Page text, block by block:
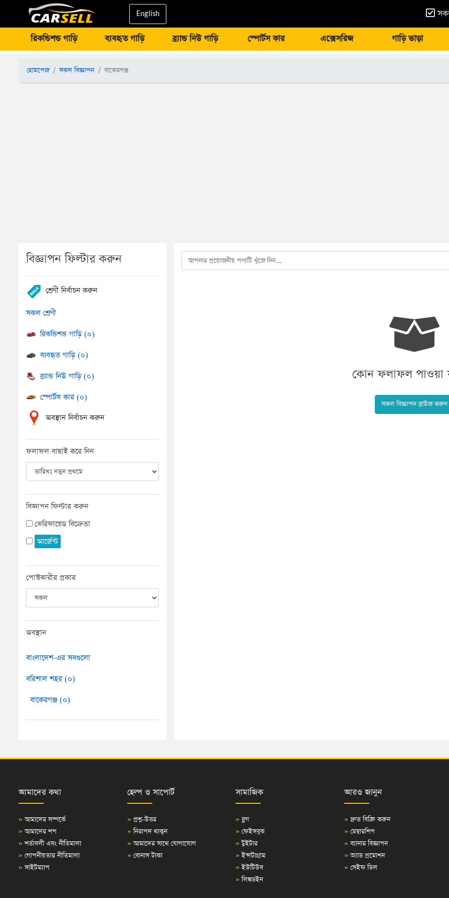
English
রিকন্ডিশন্ড গাড়ি ব্যবহৃত গাড়ি ব্র্যান্ড নিউ গাড়ি স্পোর্টস কার এক্সেসরিজ গাড়ি ভাড়া
হোমপেজ সকল বিজ্ঞাপন বাকেরগঞ্জ
বিজ্ঞাপন ফিল্টার করুন
শ্রেণী নির্বাচন করুন
সকল শ্রেণী
রিকন্ডিশন্ড গাড়ি (০)
ব্যবহৃত গাড়ি (০)
ব্র্যান্ড নিউ গাড়ি (০)
স্পোর্টস কার (০)
অবস্থান নির্বাচন করুন
ফলাফল বাছাই করে নিন
বিজ্ঞাপন ফিল্টার করুন
ভেরিফায়েড বিক্রেতা
আর্জেন্ট
পোস্টকারীর প্রকার
অবস্থান
বাংলাদেশ-এর সবগুলো
বরিশাল শহর (০)
বাকেরগঞ্জ (০)
কোন ফলাফল পাওয়া
সকল বিজ্ঞাপন ব্রাউজ করুন
আমাদের কথা
» আমাদের সম্পর্কে
» আমাদের শপ
» শর্তাবলী এবং নীতিমালা
» গোপনীয়তার নীতিমালা
» সাইটম্যাপ
হেল্প ও সাপোর্ট
» প্রশ্ন-উত্তর
» নিরাপদ থাকুন
» আমাদের সাথে যোগাযোগ
» বোনাস টাকা
সামাজিক
» ব্লগ
» ফেইসবুক
» টুইটার
» ইন্সটাগ্রাম
» ইউটিউব
» লিঙ্কডইন
আরও জানুন
» দ্রুত বিক্রি করুন
» মেম্বারশিপ
» ব্যানার বিজ্ঞাপন
» অ্যাড প্রমোশন
» সেইফ ডিল